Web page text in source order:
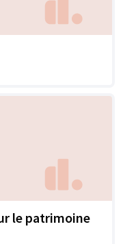
le patrimoine